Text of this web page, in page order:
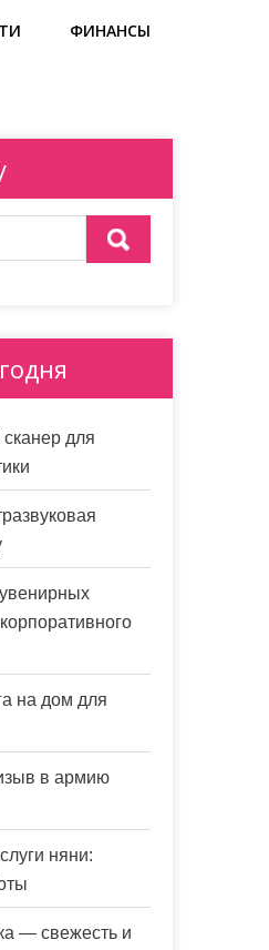
ФИНАНСЫ
сканер для
на дом для
в армию
няни:
— свежесть и